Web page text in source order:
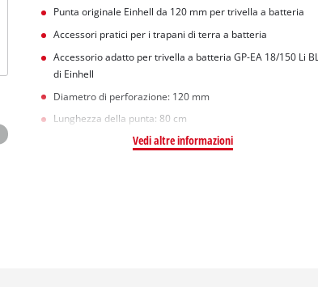
Punta originale Einhell da 120 mm per trivella a batteria
Accessori pratici per i trapani di terra a batteria
Accessorio adatto per trivella a batteria GP-EA 18/150 Li BL
di Einhell
Diametro di perforazione: 120 mm
Lunghezza della punta: 80 cm
Vedi altre informazioni